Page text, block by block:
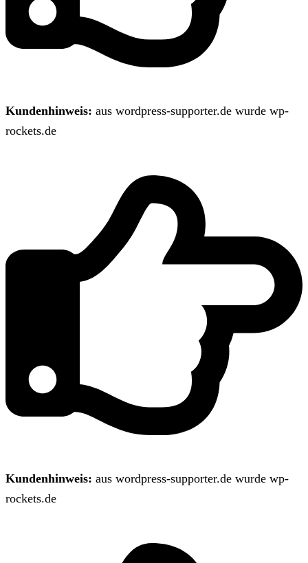
Kundenhinweis: aus wordpress-supporter.de wurde wp-
rockets.de
Kundenhinweis: aus wordpress-supporter.de wurde wp-
rockets.de